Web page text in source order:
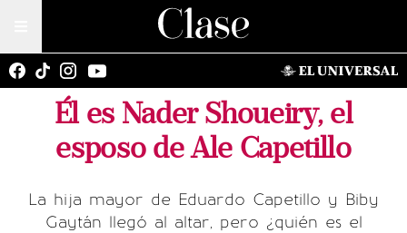
Él es Nader Shoueiry, el
esposo de Ale Capetillo
La hija mayor de Eduardo Capetillo y Biby
Gaytán llegó al altar, pero ¿quién es el